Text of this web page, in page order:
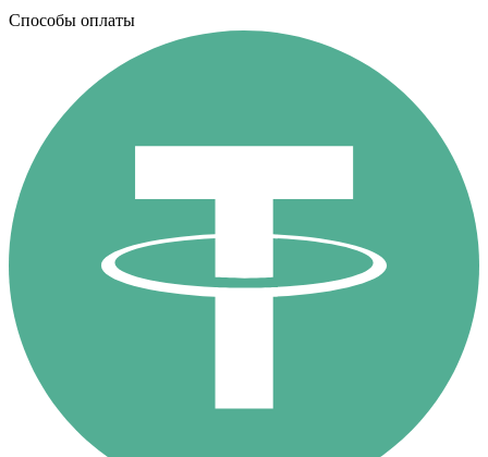
Способы оплаты